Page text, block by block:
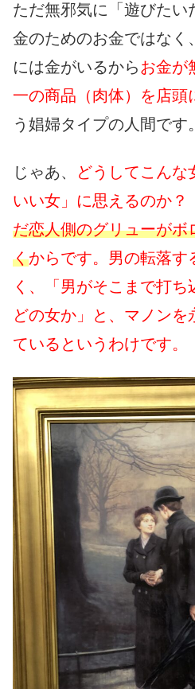
ただ無邪気に「遊びたい
金のためのお金ではなく
には金がいるからお金が
一の商品（肉体）を店頭
う娼婦タイプの人間です。
じゃあ、
どうしてこんな
いい女」に思えるのか？
だ恋人側のグリューがボ
くからです。 男の転落す
く、「男がそこまで打ち
どの女か」と、マノンを
ているというわけです。